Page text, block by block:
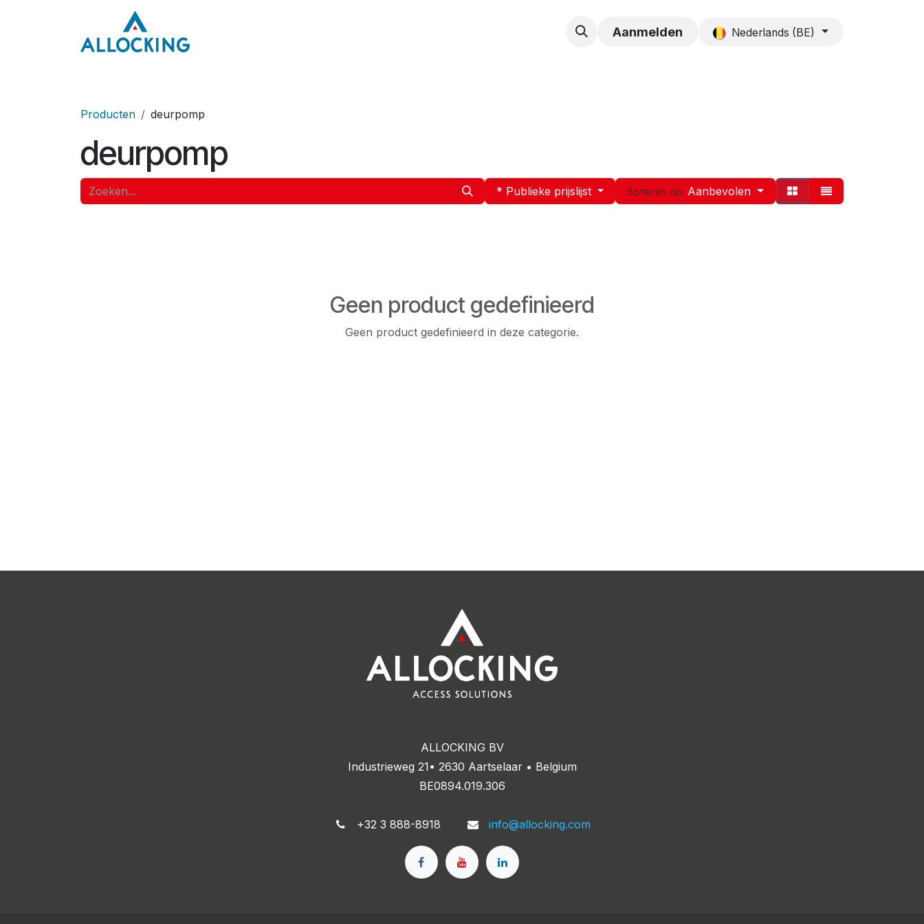
Vacatures Contact
Aanmelden Nederlands (BE)
Producten deurpomp
deurpomp
* Publieke prijslijst Sorteren op: Aanbevolen
Geen product gedefinieerd
Geen product gedefinieerd in deze categorie.
ALLOCKING BV
Industrieweg 21• 2630 Aartselaar • Belgium
BE0894.019.306
+32 3 888-8918 info@allocking.com